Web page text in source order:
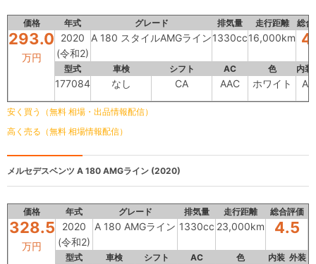
価格 年式 グレード 排気量 走行距離 総合
293.0
万円
2020
(令和2)
A 180 スタイルAMGライン1330cc16,000km
型式 車検 シフト AC 色 内装
177084 なし CA AAC ホワイト A
安く買う（無料 相場・出品情報配信）
高く売る（無料 相場情報配信）
メルセデスベンツ A 180 AMGライン (2020)
価格 年式 グレード 排気量 走行距離 総合評価
328.5
万円
2020
(令和2)
A 180 AMGライン 1330cc 23,000km 4.5
型式 車検 シフト AC 色 内装 外装